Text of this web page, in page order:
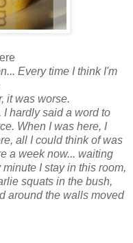
Every time I think I'm
it was worse.
I hardly said a word to
When I was here, I
all I could think of was
a week now... waiting
I stay in this room,
squats in the bush,
around the walls moved